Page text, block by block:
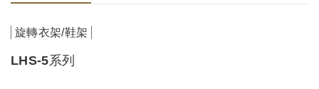
旋轉衣架/鞋架
LHS-5系列